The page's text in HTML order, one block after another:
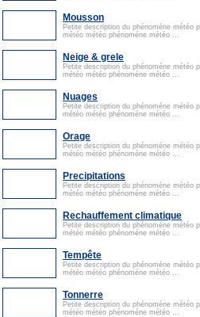
Mousson
Petite description du phénoméne météo
météo météo phénoméne météo ...
Neige & grele
Petite description du phénoméne météo
météo météo phénoméne météo ...
Nuages
Petite description du phénoméne météo
météo météo phénoméne météo ...
Orage
Petite description du phénoméne météo
météo météo phénoméne météo ...
Precipitations
Petite description du phénoméne météo
météo météo phénoméne météo ...
Rechauffement climatique
Petite description du phénoméne météo
météo météo phénoméne météo ...
Tempête
Petite description du phénoméne météo
météo météo phénoméne météo ...
Tonnerre
Petite description du phénoméne météo
météo météo phénoméne météo ...